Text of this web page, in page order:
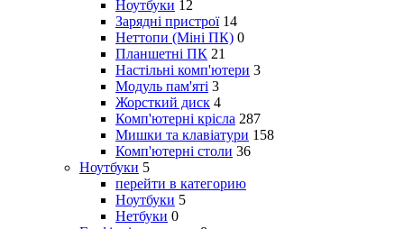
Ноутбуки 12
Зарядні пристрої 14
Неттопи (Міні ПК) 0
Планшетні ПК 21
Настільні комп'ютери 3
Модуль пам'яті 3
Жорсткий диск 4
Комп'ютерні крісла 287
Мишки та клавіатури 158
Комп'ютерні столи 36
Ноутбуки 5
перейти в категорию
Ноутбуки 5
Нетбуки 0